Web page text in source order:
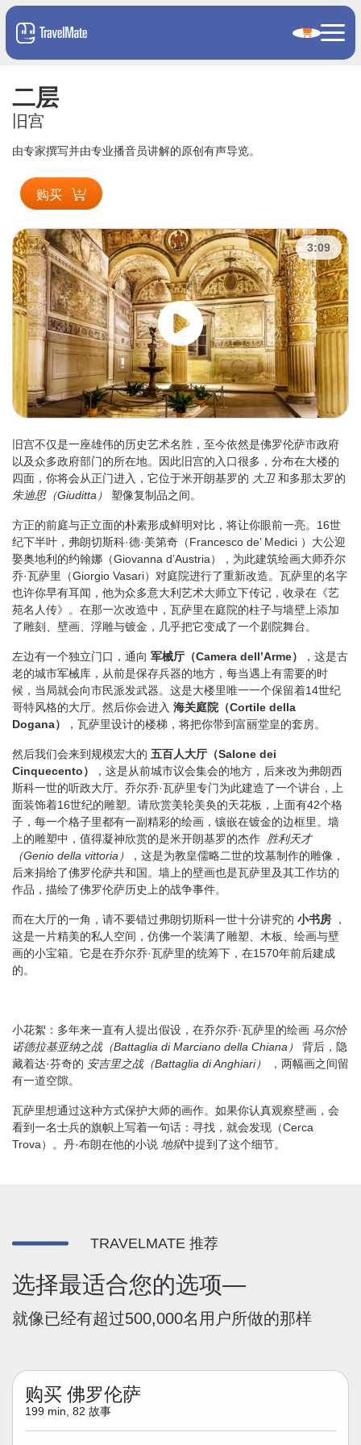
二层
旧宫
由专家撰写并由专业播音员讲解的原创有声导览。
购买
3:09
旧宫不仅是一座雄伟的历史艺术名胜，至今依然是佛罗伦萨市政府
以及众多政府部门的所在地。因此旧宫的入口很多，分布在大楼的
四面，你将会从正门进入，它位于米开朗基罗的 大卫和多那太罗的
朱迪思（Giuditta ） 塑像复制品之间。
方正的前庭与正立面的朴素形成鲜明对比，将让你眼前一亮。16世
纪下半叶，弗朗切斯科·德·美第奇（Francesco de’ Medici ）大公迎
娶奥地利的约翰娜（Giovanna d’Austria），为此建筑绘画大师乔尔
乔·瓦萨里（Giorgio Vasari）对庭院进行了重新改造。瓦萨里的名字
也许你早有耳闻，他为众多意大利艺术大师立下传记，收录在《艺
苑名人传》。在那一次改造中，瓦萨里在庭院的柱子与墙壁上添加
了雕刻、壁画、浮雕与镀金，几乎把它变成了一个剧院舞台。
左边有一个独立门口，通向 军械厅（Camera dell’Arme）
，这是古
老的城市军械库，从前是保存兵器的地方，每当遇上有需要的时
候，当局就会向市民派发武器。这是大楼里唯一一个保留着14世纪
哥特风格的大厅。然后你会进入 海关庭院（Cortile della
Dogana） ，瓦萨里设计的楼梯，将把你带到富丽堂皇的套房。
然后我们会来到规模宏大的 五百人大厅（Salone dei
Cinquecento）
，这是从前城市议会集会的地方，后来改为弗朗西
斯科一世的听政大厅。乔尔乔·瓦萨里专门为此建造了一个讲台，上
面装饰着16世纪的雕塑。请欣赏美轮美奂的天花板，上面有42个格
子，每一个格子里都有一副精彩的绘画，镶嵌在镀金的边框里。墙
上的雕塑中，值得凝神欣赏的是米开朗基罗的杰作
胜利天才
（Genio della vittoria ）
，这是为教皇儒略二世的坟墓制作的雕像，
后来捐给了佛罗伦萨共和国。墙上的壁画也是瓦萨里及其工作坊的
作品，描绘了佛罗伦萨历史上的战争事件。
而在大厅的一角，请不要错过弗朗切斯科一世十分讲究的 小书房 ，
这是一片精美的私人空间，仿佛一个装满了雕塑、木板、绘画与壁
画的小宝箱。它是在乔尔乔·瓦萨里的统筹下，在1570年前后建成
的。
小花絮：多年来一直有人提出假设，在乔尔乔·瓦萨里的绘画 马尔恰
诺德拉基亚纳之战（Battaglia di Marciano della Chiana ）
背后，隐
藏着达·芬奇的 安吉里之战（Battaglia di Anghiari）
，两幅画之间留
有一道空隙。
瓦萨里想通过这种方式保护大师的画作。如果你认真观察壁画，会
看到一名士兵的旗帜上写着一句话：寻找，就会发现（Cerca
Trova）。丹·布朗在他的小说 地狱中提到了这个细节。
TRAVELMATE 推荐
选择最适合您的选项—
就像已经有超过500,000名用户所做的那样
购买 佛罗伦萨
199 min, 82 故事